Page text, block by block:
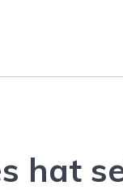
hat